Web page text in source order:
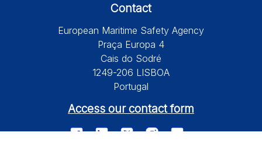
Contact
European Maritime Safety Agency
Praça Europa 4
Cais do Sodré
1249-206 LISBOA
Portugal
Access our contact form